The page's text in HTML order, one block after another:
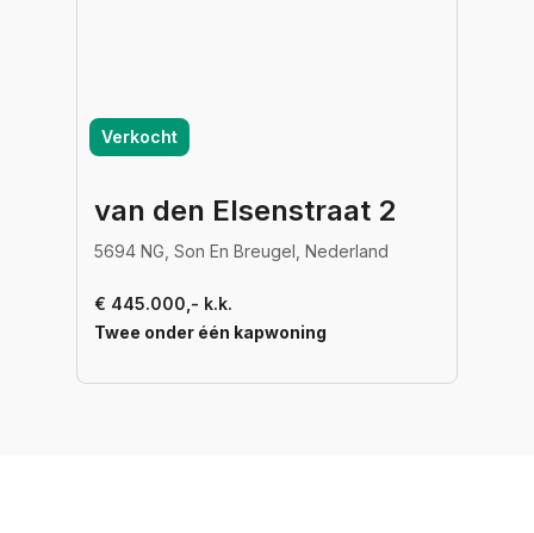
Verkocht
van den Elsenstraat 2
5694 NG, Son En Breugel, Nederland
€ 445.000,- k.k.
Twee onder één kapwoning